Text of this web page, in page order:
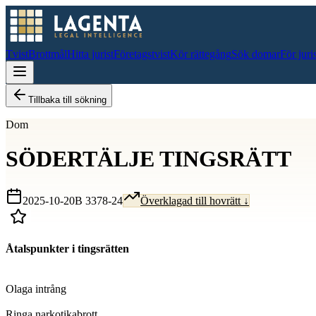
TvistBrottmålHitta juristFöretagstvistKör rättegångSök domarFör
Tillbaka till sökning
Dom
SÖDERTÄLJE TINGSRÄTT
2025-10-20B 3378-24 Överklagad till hovrätt ↓
Åtalspunkter i tingsrätten
Olaga intrång